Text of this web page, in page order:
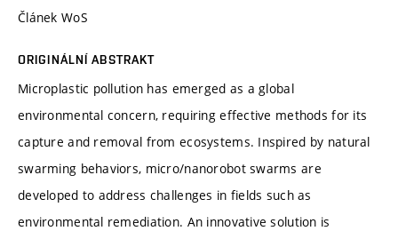
Článek WoS
ORIGINÁLNÍ ABSTRAKT
Microplastic pollution has emerged as a global
environmental concern, requiring effective methods for its
capture and removal from ecosystems. Inspired by natural
swarming behaviors, micro/nanorobot swarms are
developed to address challenges in fields such as
environmental remediation. An innovative solution is